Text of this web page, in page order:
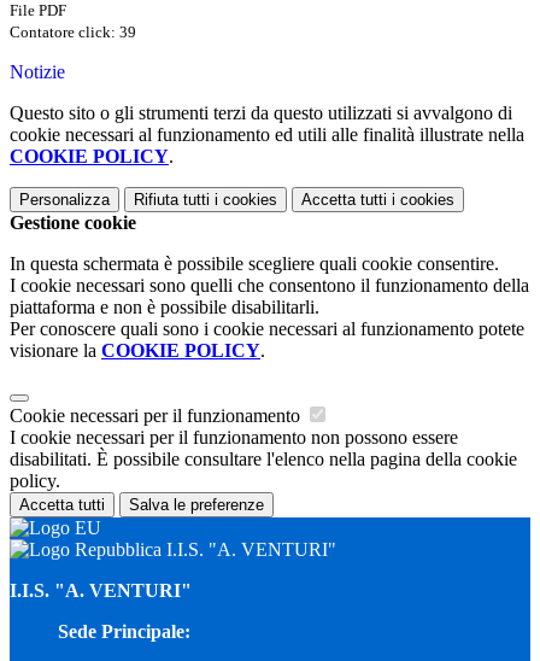
File PDF
Contatore click: 39
Notizie
Questo sito o gli strumenti terzi da questo utilizzati si avvalgono di
cookie necessari al funzionamento ed utili alle finalità illustrate nella
COOKIE POLICY.
Personalizza Rifiuta tutti i cookies Accetta tutti i cookies
Gestione cookie
In questa schermata è possibile scegliere quali cookie consentire.
I cookie necessari sono quelli che consentono il funzionamento della
piattaforma e non è possibile disabilitarli.
Per conoscere quali sono i cookie necessari al funzionamento potete
visionare la COOKIE POLICY.
Cookie necessari per il funzionamento
I cookie necessari per il funzionamento non possono essere
disabilitati. È possibile consultare l'elenco nella pagina della cookie
policy.
Accetta tutti Salva le preferenze
I.I.S. "A. VENTURI"
I.I.S. "A. VENTURI"
Sede Principale: